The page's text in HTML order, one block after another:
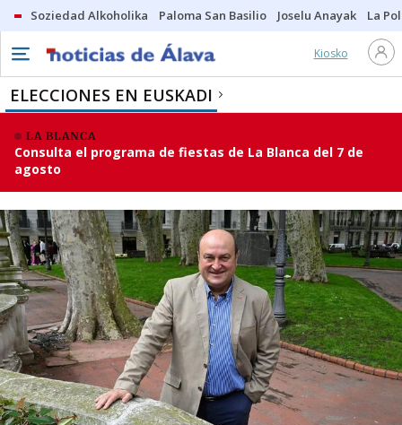
Soziedad Alkoholika Paloma San Basilio Joselu Anayak La
Kiosko
ELECCIONES EN EUSKADI
LA BLANCA
Consulta el programa de fiestas de La Blanca del 7 de
agosto